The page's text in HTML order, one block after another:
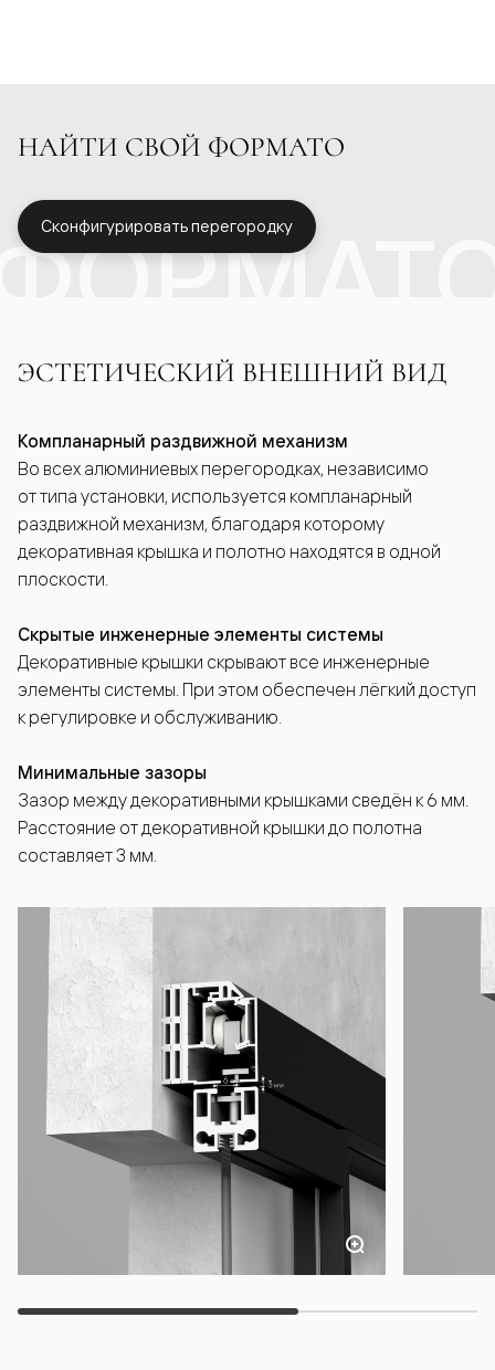
НАЙТИ СВОЙ ФОРМАТО
Сконфигурировать перегородку
ЭСТЕТИЧЕСКИЙ ВНЕШНИЙ ВИД
Компланарный раздвижной механизм
Во всех алюминиевых перегородках, независимо
от типа установки, используется компланарный
раздвижной механизм, благодаря которому
декоративная крышка и полотно находятся в одной
плоскости.
Скрытые инженерные элементы системы
Декоративные крышки скрывают все инженерные
элементы системы. При этом обеспечен лёгкий доступ
к регулировке и обслуживанию.
Минимальные зазоры
Зазор между декоративными крышками сведён к 6 мм.
Расстояние от декоративной крышки до полотна
составляет 3 мм.